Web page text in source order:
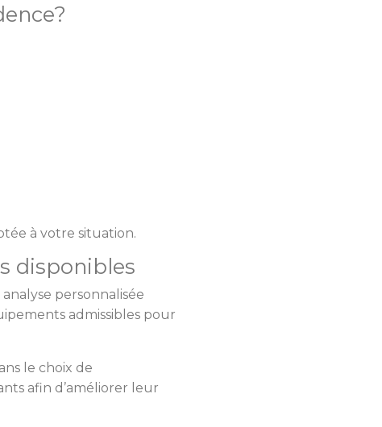
à votre situation.
disponibles
personnalisée
admissibles pour
le choix de
afin d’améliorer leur